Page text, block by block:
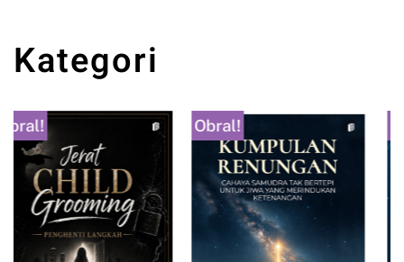
Kategori
Obral! Obral!